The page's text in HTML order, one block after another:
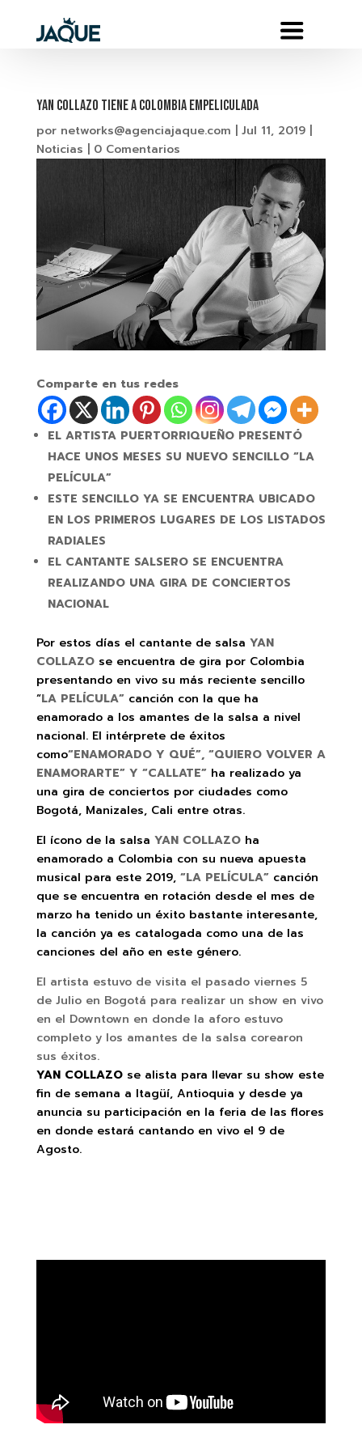
YAN COLLAZO TIENE A COLOMBIA EMPELICULADA
por networks@agenciajaque.com Jul 11, 2019|
Noticias
0 Comentarios
Comparte en tus redes
EL ARTISTA PUERTORRIQUEÑO PRESENTÓ
HACE UNOS MESES SU NUEVO SENCILLO “LA
PELÍCULA”
ESTE SENCILLO YA SE ENCUENTRA UBICADO
EN LOS PRIMEROS LUGARES DE LOS LISTADOS
RADIALES
EL CANTANTE SALSERO SE ENCUENTRA
REALIZANDO UNA GIRA DE CONCIERTOS
NACIONAL
Por estos días el cantante de salsa YAN
COLLAZOse encuentra de gira por Colombia
presentando en vivo su más reciente sencillo
“LA PELÍCULA”canción con la que ha
enamorado a los amantes de la salsa a nivel
nacional. El intérprete de éxitos
como“ENAMORADO Y QUÉ”, “QUIERO VOLVER A
ENAMORARTE” Y “CALLATE” ha realizado ya
una gira de conciertos por ciudades como
Bogotá, Manizales, Cali entre otras.
El ícono de la salsa YAN COLLAZOha
enamorado a Colombia con su nueva apuesta
musical para este 2019, “LA PELÍCULA”canción
que se encuentra en rotación desde el mes de
marzo ha tenido un éxito bastante interesante,
la canción ya es catalogada como una de las
canciones del año en este género.
El artista estuvo de visita el pasado viernes 5
de Julio en Bogotá para realizar un show en vivo
en el Downtown en donde la aforo estuvo
completo y los amantes de la salsa corearon
sus éxitos.
YAN COLLAZOse alista para llevar su show este
fin de semana a Itagüí, Antioquia y desde ya
anuncia su participación en la feria de las flores
en donde estará cantando en vivo el 9 de
Agosto.